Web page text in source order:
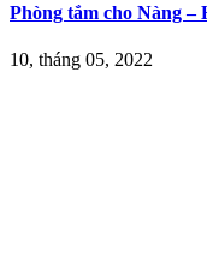
Phòng tắm cho Nàng –
10, tháng 05, 2022